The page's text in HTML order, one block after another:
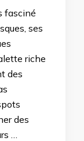
fasciné
ses
riche
des
des
…